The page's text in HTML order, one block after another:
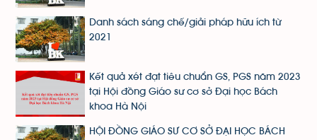
Danh sách sáng chế/giải pháp hữu ích từ
2021
Kết quả xét đạt tiêu chuẩn GS, PGS năm 2023
tại Hội đồng Giáo sư cơ sở Đại học Bách
khoa Hà Nội
HỘI ĐỒNG GIÁO SƯ CƠ SỞ ĐẠI HỌC BÁCH